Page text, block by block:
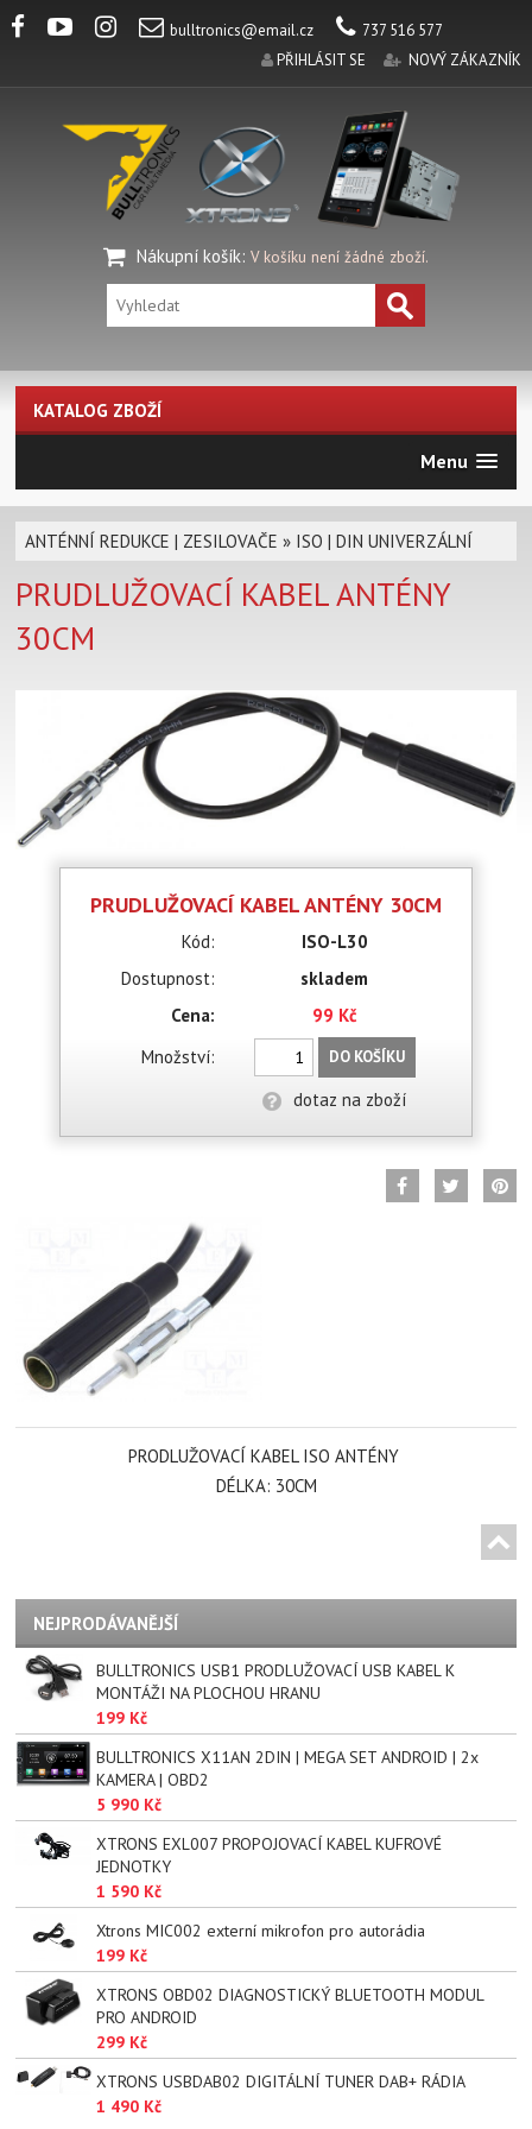
bulltronics@email.cz
737 516 577
PŘIHLÁSIT SE
NOVÝ ZÁKAZNÍK
Nákupní košík: V košíku není žádné zboží.
KATALOG ZBOŽÍ
Menu
ANTÉNNÍ REDUKCE | ZESILOVAČE » ISO | DIN UNIVERZÁLNÍ
PRUDLUŽOVACÍ KABEL ANTÉNY
30CM
PRUDLUŽOVACÍ KABEL ANTÉNY 30CM
Kód:
ISO-L30
Dostupnost:
skladem
Cena:
99 Kč
Množství:
DO KOŠÍKU
dotaz na zboží
PRODLUŽOVACÍ KABEL ISO ANTÉNY
DÉLKA: 30CM
NEJPRODÁVANĚJŠÍ
BULLTRONICS USB1 PRODLUŽOVACÍ USB KABEL K
MONTÁŽI NA PLOCHOU HRANU
199 Kč
BULLTRONICS X11AN 2DIN | MEGA SET ANDROID | 2x
KAMERA | OBD2
5 990 Kč
XTRONS EXL007 PROPOJOVACÍ KABEL KUFROVÉ
JEDNOTKY
1 590 Kč
Xtrons MIC002 externí mikrofon pro autorádia
199 Kč
XTRONS OBD02 DIAGNOSTICKÝ BLUETOOTH MODUL
PRO ANDROID
299 Kč
XTRONS USBDAB02 DIGITÁLNÍ TUNER DAB+ RÁDIA
1 490 Kč